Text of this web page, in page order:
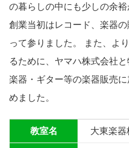
の暮らしの中にも少しの余裕
創業当初はレコード、楽器
って参りました。 また、よ
るために、ヤマハ株式会社
楽器・ギター等の楽器販売
めました。
教室名 大東楽